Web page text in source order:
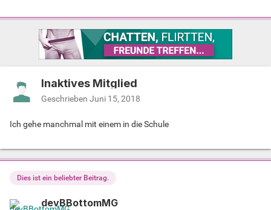
Inaktives Mitglied
Geschrieben Juni 15, 2018
Ich gehe manchmal mit einem in die Schule
Dies ist ein beliebter Beitrag.
devBBottomMG